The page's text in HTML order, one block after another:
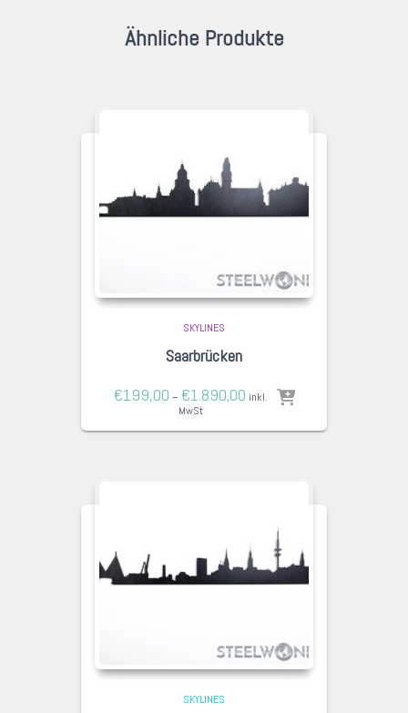
Ähnliche Produkte
SKYLINES
Saarbrücken
€199,00 – €1.890,00 inkl.
MwSt
SKYLINES